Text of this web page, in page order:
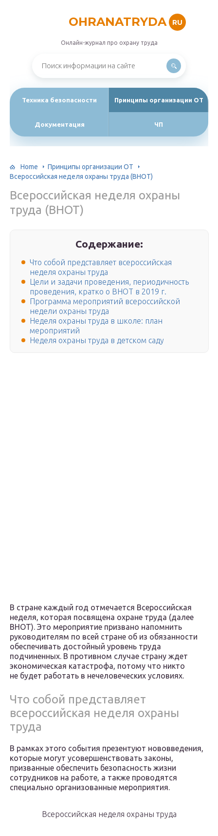
OHRANATRYDA RU
Онлайн-журнал про охрану труда
Техника безопасности Принципы организации ОТ
Документация ЧП
Home
Принципы организации ОТ
Всероссийская неделя охраны труда (ВНОТ)
Всероссийская неделя охраны
труда (ВНОТ)
Содержание:
Что собой представляет всероссийская
неделя охраны труда
Цели и задачи проведения, периодичность
проведения, кратко о ВНОТ в 2019 г.
Программа мероприятий всероссийской
недели охраны труда
Неделя охраны труда в школе: план
мероприятий
Неделя охраны труда в детском саду
В стране каждый год отмечается Всероссийская
неделя, которая посвящена охране труда (далее
ВНОТ). Это мероприятие призвано напомнить
руководителям по всей стране об из обязанности
обеспечивать достойный уровень труда
подчиненных. В противном случае страну ждет
экономическая катастрофа, потому что никто
не будет работать в нечеловеческих условиях.
Что собой представляет
всероссийская неделя охраны
труда
В рамках этого события презентуют нововведения,
которые могут усовершенствовать законы,
призванные обеспечить безопасность жизни
сотрудников на работе, а также проводятся
специально организованные мероприятия.
Всероссийская неделя охраны труда